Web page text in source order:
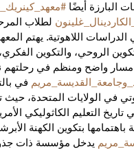
البارزة أيضًا
لطلاب
اللاهوتية. يهتم
الروحي، والتكوين
مسار واضح ومنظم في رحلتهم
في
التعليم الكاثوليكي
باهتمامها بتكوين الكهنة
يدخل مؤسسة ذات